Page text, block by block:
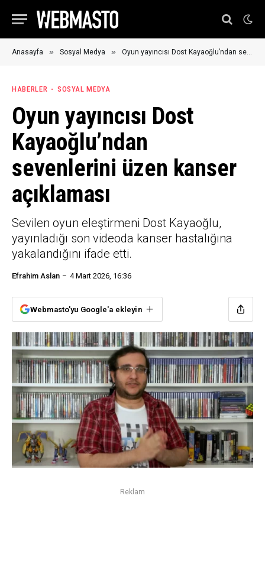
Anasayfa » Sosyal Medya » Oyun yayıncısı Dost Kayaoğlu’ndan sevenlerini üzen kanser açıklaması
HABERLER SOSYAL MEDYA
Oyun yayıncısı Dost
Kayaoğlu’ndan
sevenlerini üzen kanser
açıklaması
Sevilen oyun eleştirmeni Dost Kayaoğlu,
yayınladığı son videoda kanser hastalığına
yakalandığını ifade etti.
Efrahim Aslan 4 Mart 2026, 16:36
Webmasto'yu Google'a ekleyin
Reklam